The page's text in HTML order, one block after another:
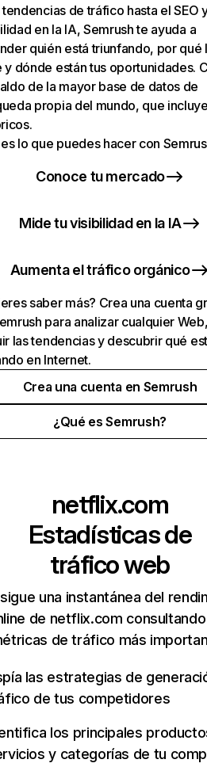
tendencias de tráfico hasta el SEO
en la IA, Semrush te ayuda a
quién está triunfando, por qué
y dónde están tus oportunidades.
de la mayor base de datos de
propia del mundo, que
es lo que puedes hacer con
Conoce tu mercado
Mide tu visibilidad en la IA
Aumenta el tráfico orgánico
saber más? Crea una cuenta
para analizar cualquier
las tendencias y descubrir qué
en Internet.
Crea una cuenta en Semrush
¿Qué es Semrush?
netflix.com
Estadísticas de
tráfico web
una instantánea del
de netflix.com
de tráfico más
las estrategias de
de tus competidores
los principales
y categorías de tu